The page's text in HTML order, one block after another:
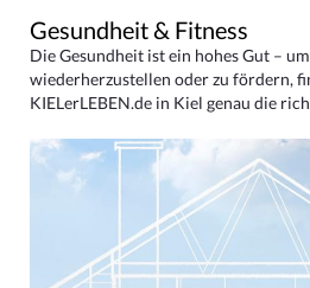
Gesundheit & Fitness
Die Gesundheit ist ein hohes Gut –
wiederherzustellen oder zu fördern,
KIELerLEBEN.de in Kiel genau die